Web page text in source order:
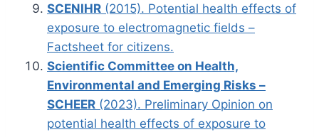
SCENIHR (2015). Potential health effects of
exposure to electromagnetic fields –
Factsheet for citizens.
Scientific Committee on Health,
Environmental and Emerging Risks –
SCHEER (2023). Preliminary Opinion on
potential health effects of exposure to